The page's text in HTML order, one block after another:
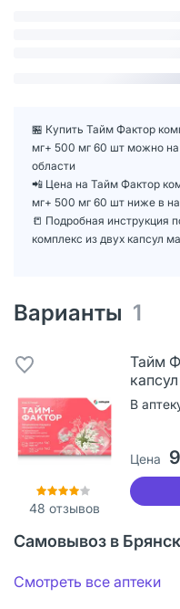
🏪 Купить Тайм Фактор
мг+ 500 мг 60 шт можно на
области
📲 Цена на Тайм Фактор
мг+ 500 мг 60 шт ниже в
📒 Подробная инструкция
комплекс из двух капсул
Варианты 1
48 отзывов
Тайм
В
Цена
Самовывоз в
Смотреть все аптеки